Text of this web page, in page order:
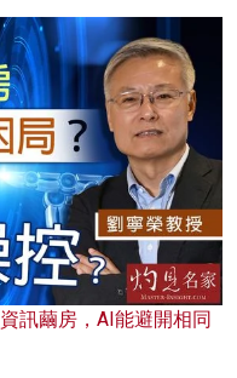
訊繭房，AI能避開相同